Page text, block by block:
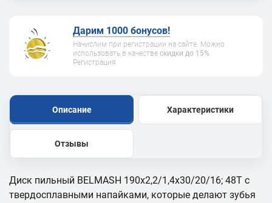
Дарим 1000 бонусов!
Начислим при регистрации на сайте. Можно
использовать в качестве скидки до 15%.
Регистрация
Описание Характеристики
Отзывы
Диск пильный BELMASH 190х2,2/1,4х30/20/16; 48T с
твердосплавными напайками, которые делают зубья